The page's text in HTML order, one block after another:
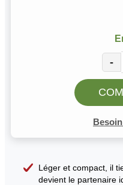
-
Léger et compact, il
devient le partenaire